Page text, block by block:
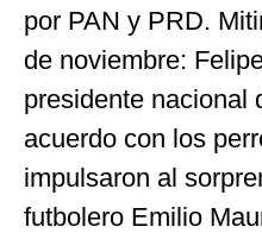
por PAN y PRD.
de noviembre:
presidente nacional
acuerdo con los
impulsaron al
futbolero Emilio